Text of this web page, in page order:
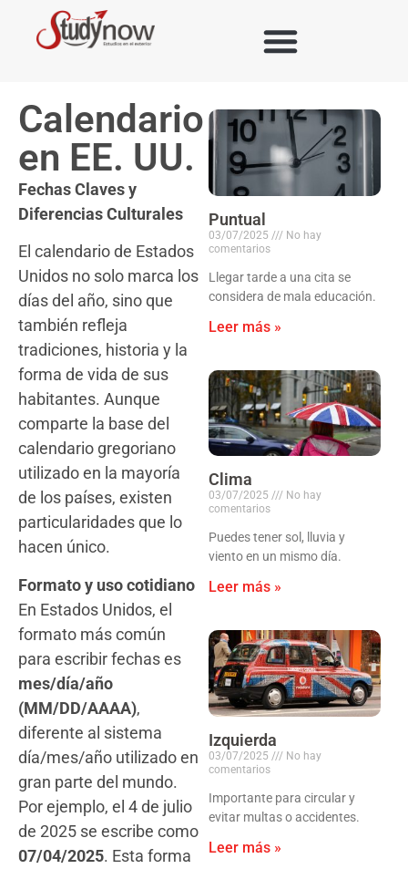
Calendario
en EE. UU.
Fechas Claves y
Diferencias Culturales
El calendario de Estados
Unidos no solo marca los
días del año, sino que
también refleja
tradiciones, historia y la
forma de vida de sus
habitantes. Aunque
comparte la base del
calendario gregoriano
utilizado en la mayoría
de los países, existen
particularidades que lo
hacen único.
Formato y uso cotidiano
En Estados Unidos, el
formato más común
para escribir fechas es
mes/día/año
(MM/DD/AAAA),
diferente al sistema
día/mes/año utilizado en
gran parte del mundo.
Por ejemplo, el 4 de julio
de 2025 se escribe como
07/04/2025. Esta forma
Puntual
03/07/2025
No hay
comentarios
Llegar tarde a una cita se
considera de mala educación.
Leer más »
Clima
03/07/2025
No hay
comentarios
Puedes tener sol, lluvia y
viento en un mismo día.
Leer más »
Izquierda
03/07/2025
No hay
comentarios
Importante para circular y
evitar multas o accidentes.
Leer más »